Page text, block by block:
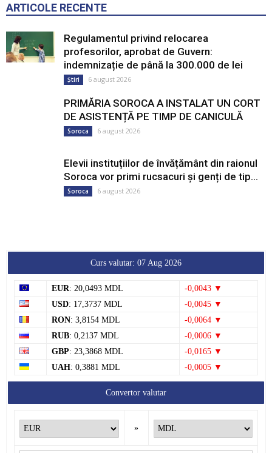
ARTICOLE RECENTE
Regulamentul privind relocarea
profesorilor, aprobat de Guvern:
indemnizație de până la 300.000 de lei
Știri 6 august 2026
PRIMĂRIA SOROCA A INSTALAT UN CORT
DE ASISTENȚĂ PE TIMP DE CANICULĂ
Soroca 6 august 2026
Elevii instituțiilor de învățământ din raionul
Soroca vor primi rucsacuri și genți de tip...
Soroca 6 august 2026
Curs valutar: 07 Aug 2026
EUR: 20,0493 MDL
-0,0043 ▼
USD: 17,3737 MDL
-0,0045 ▼
RON: 3,8154 MDL
-0,0064 ▼
RUB: 0,2137 MDL
-0,0006 ▼
GBP: 23,3868 MDL
-0,0165 ▼
UAH: 0,3881 MDL -0,0005 ▼
Convertor valutar
»